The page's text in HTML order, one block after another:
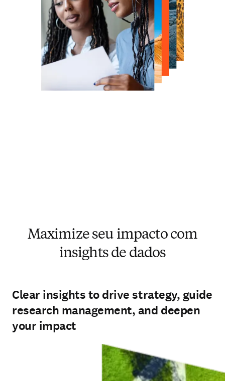
Maximize seu impacto com
insights de dados
Clear insights to drive strategy, guide
research management, and deepen
your impact